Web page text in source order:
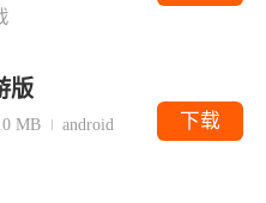
版
MB
android
下载